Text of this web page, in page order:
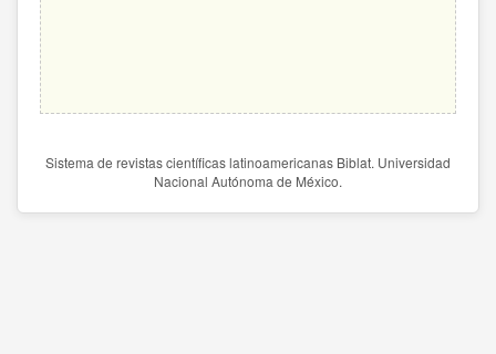
Sistema de revistas científicas latinoamericanas Biblat. Universidad
Nacional Autónoma de México.